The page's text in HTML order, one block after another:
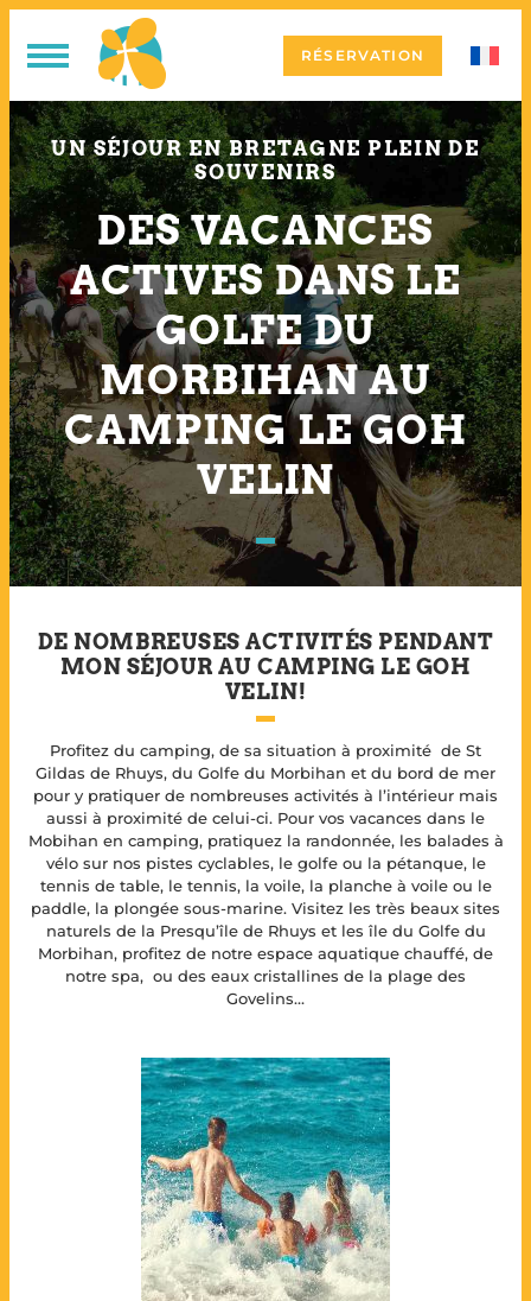
RÉSERVATION
UN SÉJOUR EN BRETAGNE PLEIN DE
SOUVENIRS
DES VACANCES
ACTIVES DANS LE
GOLFE DU
MORBIHAN AU
CAMPING LE GOH
VELIN
DE NOMBREUSES ACTIVITÉS PENDANT
MON SÉJOUR AU CAMPING LE GOH
VELIN!
Profitez du camping, de sa situation à proximité de St
Gildas de Rhuys, du Golfe du Morbihan et du bord de mer
pour y pratiquer de nombreuses activités à l’intérieur mais
aussi à proximité de celui-ci. Pour vos vacances dans le
Mobihan en camping, pratiquez la randonnée, les balades à
vélo sur nos pistes cyclables, le golfe ou la pétanque, le
tennis de table, le tennis, la voile, la planche à voile ou le
paddle, la plongée sous-marine. Visitez les très beaux sites
naturels de la Presqu’île de Rhuys et les île du Golfe du
Morbihan, profitez de notre espace aquatique chauffé, de
notre spa, ou des eaux cristallines de la plage des
Govelins…